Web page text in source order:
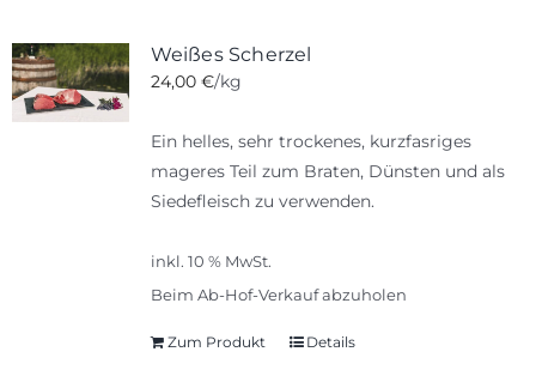
Weißes Scherzel
24,00 €/kg
Ein helles, sehr trockenes, kurzfasriges
mageres Teil zum Braten, Dünsten und als
Siedefleisch zu verwenden.
inkl. 10 % MwSt.
Beim Ab-Hof-Verkauf abzuholen
Zum Produkt Details